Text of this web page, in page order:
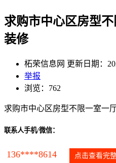
求购市中心区房型
装修
柘荣信息网 更新日期：
举报
浏览：762
求购市中心区房型不限一室一
联系人手机/微信：
136****8614 点击查看完